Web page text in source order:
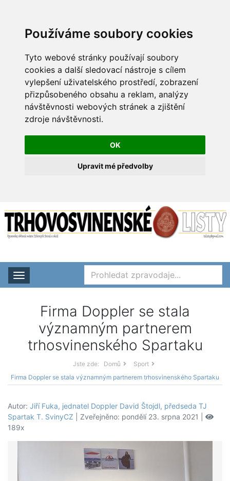
Používáme soubory cookies
Tyto webové stránky používají soubory
cookies a další sledovací nástroje s cílem
vylepšení uživatelského prostředí, zobrazení
přizpůsobeného obsahu a reklam, analýzy
návštěvnosti webových stránek a zjištění
zdroje návštěvnosti.
OK
Upravit mé předvolby
Rozbalit nabídku
Firma Doppler se stala
významným partnerem
trhosvinenského Spartaku
Jste zde: Domů
Sport
Firma Doppler se stala významným partnerem trhosvinenského Spartaku
Autor: Jiří Fuka, jednatel Doppler David Štojdl, předseda TJ
Spartak T. SvinyCZ | Zveřejněno: pondělí 23. srpna 2021 |
189x